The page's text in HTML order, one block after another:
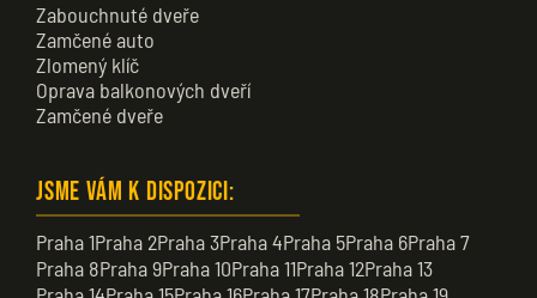
Zabouchnuté dveře
Zamčené auto
Zlomený klíč
Oprava balkonových dveří
Zamčené dveře
Jsme vám k dispozici:
Praha 1Praha 2Praha 3Praha 4Praha 5Praha 6Praha 7
Praha 8Praha 9Praha 10Praha 11Praha 12Praha 13